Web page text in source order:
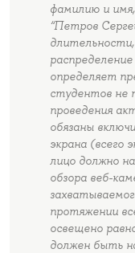
фамилию и
“Петров
определяет
студентов не
проведения
обязаны
экрана (всего
лицо должно
обзора веб-
протяжении
освещено
должен быть